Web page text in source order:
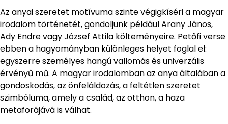
Az anyai szeretet motívuma szinte végigkíséri a magyar
irodalom történetét, gondoljunk például Arany János,
Ady Endre vagy József Attila költeményeire. Petőfi verse
ebben a hagyományban különleges helyet foglal el:
egyszerre személyes hangú vallomás és univerzális
érvényű mű. A magyar irodalomban az anya általában a
gondoskodás, az önfeláldozás, a feltétlen szeretet
szimbóluma, amely a család, az otthon, a haza
metaforájává is válhat.